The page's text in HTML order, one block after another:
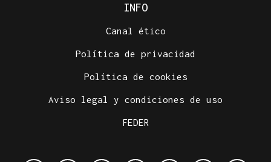
INFO
Canal ético
Política de privacidad
Política de cookies
Aviso legal y condiciones de uso
FEDER